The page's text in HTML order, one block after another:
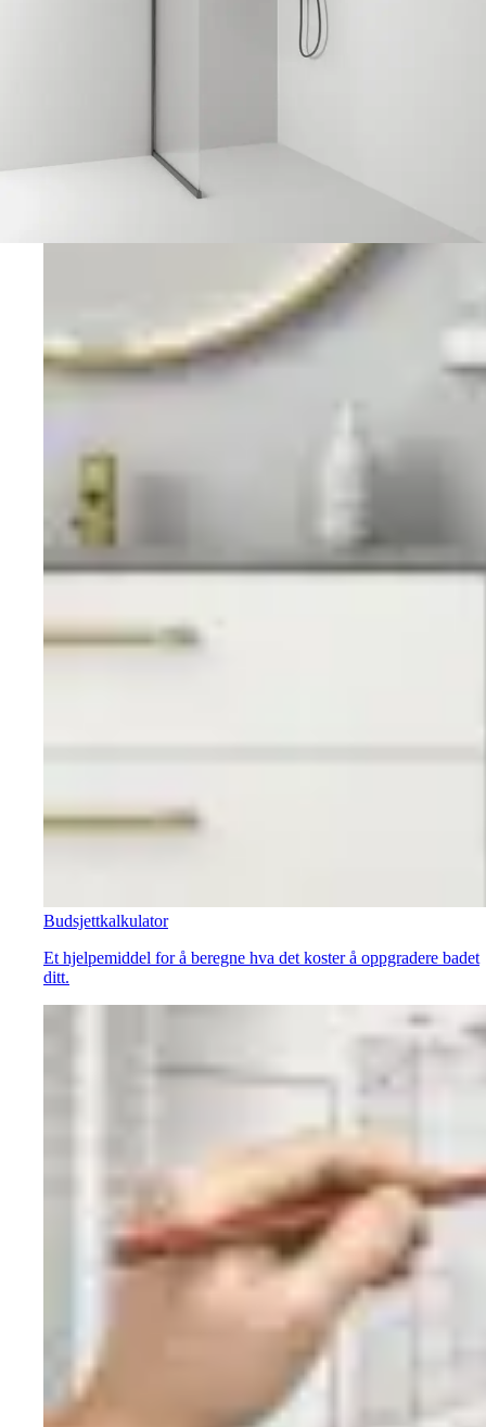
Budsjettkalkulator
Et hjelpemiddel for å beregne hva det koster å oppgradere badet
ditt.